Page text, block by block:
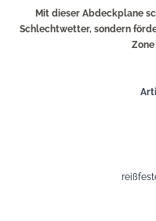
Mit dieser Abdeckplane
Schlechtwetter, sondern